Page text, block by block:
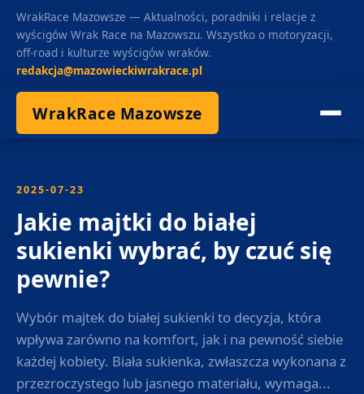
WrakRace Mazowsze — Aktualności, poradniki i relacje z
wyścigów Wrak Race na Mazowszu. Wszystko o motoryzacji,
off-road i kulturze wyścigów wraków.
redakcja@mazowieckiwrakrace.pl
WrakRace Mazowsze
2025-07-23
Jakie majtki do białej
sukienki wybrać, by czuć się
pewnie?
Wybór majtek do białej sukienki to decyzja, która
wpływa zarówno na komfort, jak i na pewność siebie
każdej kobiety. Biała sukienka, zwłaszcza wykonana z
przezroczystego lub jasnego materiału, wymaga...